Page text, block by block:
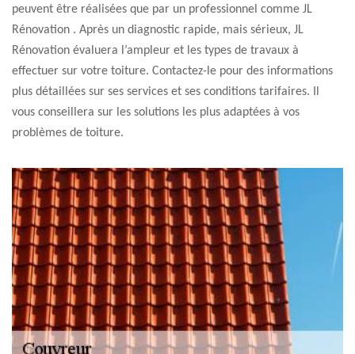
peuvent être réalisées que par un professionnel comme JL
Rénovation . Après un diagnostic rapide, mais sérieux, JL
Rénovation évaluera l’ampleur et les types de travaux à
effectuer sur votre toiture. Contactez-le pour des informations
plus détaillées sur ses services et ses conditions tarifaires. Il
vous conseillera sur les solutions les plus adaptées à vos
problèmes de toiture.